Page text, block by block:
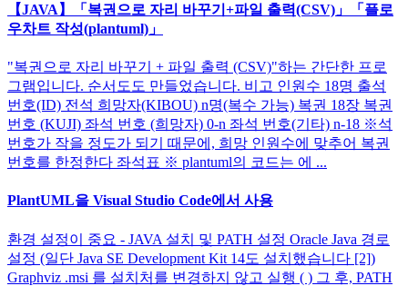
【JAVA】「복권으로 자리 바꾸기+파일 출력(CSV)」「플로
우차트 작성(plantuml)」
"복권으로 자리 바꾸기 + 파일 출력 (CSV)"하는 간단한 프로
그램입니다. 순서도도 만들었습니다. 비고 인원수 18명 출석
번호(ID) 전석 희망자(KIBOU) n명(복수 가능) 복권 18장 복권
번호 (KUJI) 좌석 번호 (희망자) 0-n 좌석 번호(기타) n-18 ※석
번호가 작을 정도가 되기 때문에, 희망 인원수에 맞추어 복권
번호를 한정한다 좌석표 ※ plantuml의 코드는 에 ...
PlantUML을 Visual Studio Code에서 사용
환경 설정이 중요 - JAVA 설치 및 PATH 설정 Oracle Java 경로
설정 (일단 Java SE Development Kit 14도 설치했습니다 [2])
Graphviz .msi 를 설치처를 변경하지 않고 실행 ( ) 그 후, PATH